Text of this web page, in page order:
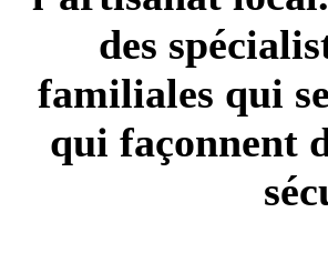
des
familiales qui
qui façonnent